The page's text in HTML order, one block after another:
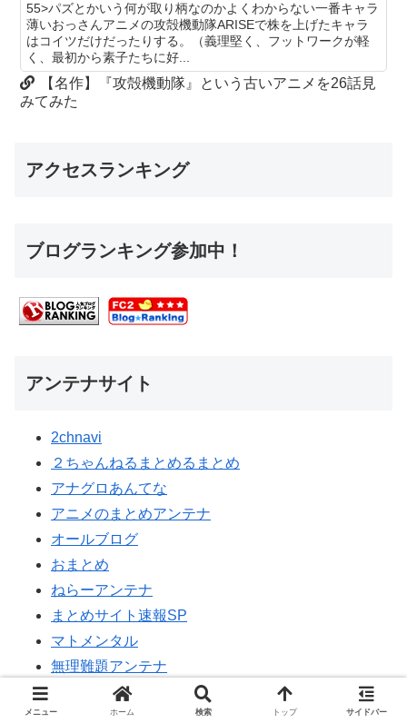
55>パズとかいう何が取り柄なのかよくわからない一番キャラ
薄いおっさんアニメの攻殻機動隊ARISEで株を上げたキャラ
はコイツだけだったりする。（義理堅く、フットワークが軽
く、最初から素子たちに好...
【名作】『攻殻機動隊』という古いアニメを26話見
みてみた
アクセスランキング
ブログランキング参加中！
アンテナサイト
2chnavi
２ちゃんねるまとめるまとめ
アナグロあんてな
アニメのまとめアンテナ
オールブログ
おまとめ
ねらーアンテナ
まとめサイト速報SP
マトメンタル
無理難題アンテナ
メニュー ホーム 検索 トップ サイドバー